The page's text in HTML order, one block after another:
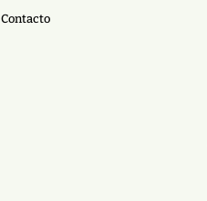
Contacto